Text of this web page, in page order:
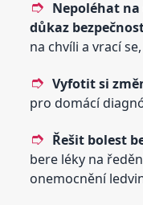
Nepoléhat
důkaz
na chvíli a vrací
Vyfotit si
pro domácí
Řešit bolest
bere léky na
onemocnění